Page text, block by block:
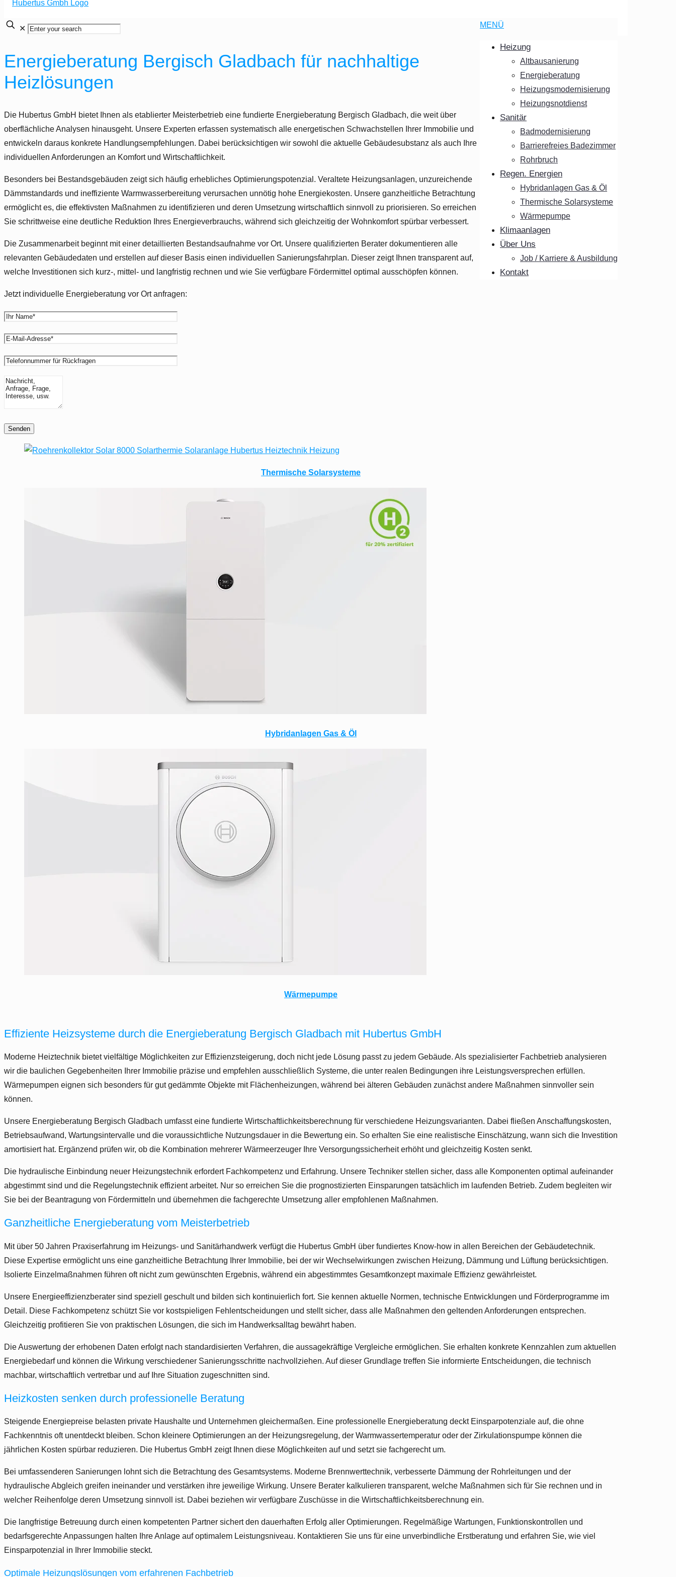
MENÜ
Heizung
Altbausanierung
Energieberatung
Heizungsmodernisierung
Heizungsnotdienst
Sanitär
Badmodernisierung
Barrierefreies Badezimmer
Rohrbruch
Regen. Energien
Hybridanlagen Gas & Öl
Thermische Solarsysteme
Wärmepumpe
Klimaanlagen
Über Uns
Job / Karriere & Ausbildung
Kontakt
✕
Energieberatung Bergisch Gladbach für nachhaltige
Heizlösungen
Die Hubertus GmbH bietet Ihnen als etablierter Meisterbetrieb eine fundierte Energieberatung Bergisch Gladbach, die weit über
oberflächliche Analysen hinausgeht. Unsere Experten erfassen systematisch alle energetischen Schwachstellen Ihrer Immobilie und
entwickeln daraus konkrete Handlungsempfehlungen. Dabei berücksichtigen wir sowohl die aktuelle Gebäudesubstanz als auch Ihre
individuellen Anforderungen an Komfort und Wirtschaftlichkeit.
Besonders bei Bestandsgebäuden zeigt sich häufig erhebliches Optimierungspotenzial. Veraltete Heizungsanlagen, unzureichende
Dämmstandards und ineffiziente Warmwasserbereitung verursachen unnötig hohe Energiekosten. Unsere ganzheitliche Betrachtung
ermöglicht es, die effektivsten Maßnahmen zu identifizieren und deren Umsetzung wirtschaftlich sinnvoll zu priorisieren. So erreichen
Sie schrittweise eine deutliche Reduktion Ihres Energieverbrauchs, während sich gleichzeitig der Wohnkomfort spürbar verbessert.
Die Zusammenarbeit beginnt mit einer detaillierten Bestandsaufnahme vor Ort. Unsere qualifizierten Berater dokumentieren alle
relevanten Gebäudedaten und erstellen auf dieser Basis einen individuellen Sanierungsfahrplan. Dieser zeigt Ihnen transparent auf,
welche Investitionen sich kurz-, mittel- und langfristig rechnen und wie Sie verfügbare Fördermittel optimal ausschöpfen können.
Jetzt individuelle Energieberatung vor Ort anfragen:
Thermische Solarsysteme
Hybridanlagen Gas & Öl
Wärmepumpe
Effiziente Heizsysteme durch die Energieberatung Bergisch Gladbach mit Hubertus GmbH
Moderne Heiztechnik bietet vielfältige Möglichkeiten zur Effizienzsteigerung, doch nicht jede Lösung passt zu jedem Gebäude. Als spezialisierter Fachbetrieb analysieren
wir die baulichen Gegebenheiten Ihrer Immobilie präzise und empfehlen ausschließlich Systeme, die unter realen Bedingungen ihre Leistungsversprechen erfüllen.
Wärmepumpen eignen sich besonders für gut gedämmte Objekte mit Flächenheizungen, während bei älteren Gebäuden zunächst andere Maßnahmen sinnvoller sein
können.
Unsere Energieberatung Bergisch Gladbach umfasst eine fundierte Wirtschaftlichkeitsberechnung für verschiedene Heizungsvarianten. Dabei fließen Anschaffungskosten,
Betriebsaufwand, Wartungsintervalle und die voraussichtliche Nutzungsdauer in die Bewertung ein. So erhalten Sie eine realistische Einschätzung, wann sich die Investition
amortisiert hat. Ergänzend prüfen wir, ob die Kombination mehrerer Wärmeerzeuger Ihre Versorgungssicherheit erhöht und gleichzeitig Kosten senkt.
Die hydraulische Einbindung neuer Heizungstechnik erfordert Fachkompetenz und Erfahrung. Unsere Techniker stellen sicher, dass alle Komponenten optimal aufeinander
abgestimmt sind und die Regelungstechnik effizient arbeitet. Nur so erreichen Sie die prognostizierten Einsparungen tatsächlich im laufenden Betrieb. Zudem begleiten wir
Sie bei der Beantragung von Fördermitteln und übernehmen die fachgerechte Umsetzung aller empfohlenen Maßnahmen.
Ganzheitliche Energieberatung vom Meisterbetrieb
Mit über 50 Jahren Praxiserfahrung im Heizungs- und Sanitärhandwerk verfügt die Hubertus GmbH über fundiertes Know-how in allen Bereichen der Gebäudetechnik.
Diese Expertise ermöglicht uns eine ganzheitliche Betrachtung Ihrer Immobilie, bei der wir Wechselwirkungen zwischen Heizung, Dämmung und Lüftung berücksichtigen.
Isolierte Einzelmaßnahmen führen oft nicht zum gewünschten Ergebnis, während ein abgestimmtes Gesamtkonzept maximale Effizienz gewährleistet.
Unsere Energieeffizienzberater sind speziell geschult und bilden sich kontinuierlich fort. Sie kennen aktuelle Normen, technische Entwicklungen und Förderprogramme im
Detail. Diese Fachkompetenz schützt Sie vor kostspieligen Fehlentscheidungen und stellt sicher, dass alle Maßnahmen den geltenden Anforderungen entsprechen.
Gleichzeitig profitieren Sie von praktischen Lösungen, die sich im Handwerksalltag bewährt haben.
Die Auswertung der erhobenen Daten erfolgt nach standardisierten Verfahren, die aussagekräftige Vergleiche ermöglichen. Sie erhalten konkrete Kennzahlen zum aktuellen
Energiebedarf und können die Wirkung verschiedener Sanierungsschritte nachvollziehen. Auf dieser Grundlage treffen Sie informierte Entscheidungen, die technisch
machbar, wirtschaftlich vertretbar und auf Ihre Situation zugeschnitten sind.
Heizkosten senken durch professionelle Beratung
Steigende Energiepreise belasten private Haushalte und Unternehmen gleichermaßen. Eine professionelle Energieberatung deckt Einsparpotenziale auf, die ohne
Fachkenntnis oft unentdeckt bleiben. Schon kleinere Optimierungen an der Heizungsregelung, der Warmwassertemperatur oder der Zirkulationspumpe können die
jährlichen Kosten spürbar reduzieren. Die Hubertus GmbH zeigt Ihnen diese Möglichkeiten auf und setzt sie fachgerecht um.
Bei umfassenderen Sanierungen lohnt sich die Betrachtung des Gesamtsystems. Moderne Brennwerttechnik, verbesserte Dämmung der Rohrleitungen und der
hydraulische Abgleich greifen ineinander und verstärken ihre jeweilige Wirkung. Unsere Berater kalkulieren transparent, welche Maßnahmen sich für Sie rechnen und in
welcher Reihenfolge deren Umsetzung sinnvoll ist. Dabei beziehen wir verfügbare Zuschüsse in die Wirtschaftlichkeitsberechnung ein.
Die langfristige Betreuung durch einen kompetenten Partner sichert den dauerhaften Erfolg aller Optimierungen. Regelmäßige Wartungen, Funktionskontrollen und
bedarfsgerechte Anpassungen halten Ihre Anlage auf optimalem Leistungsniveau. Kontaktieren Sie uns für eine unverbindliche Erstberatung und erfahren Sie, wie viel
Einsparpotenzial in Ihrer Immobilie steckt.
Optimale Heizungslösungen vom erfahrenen Fachbetrieb